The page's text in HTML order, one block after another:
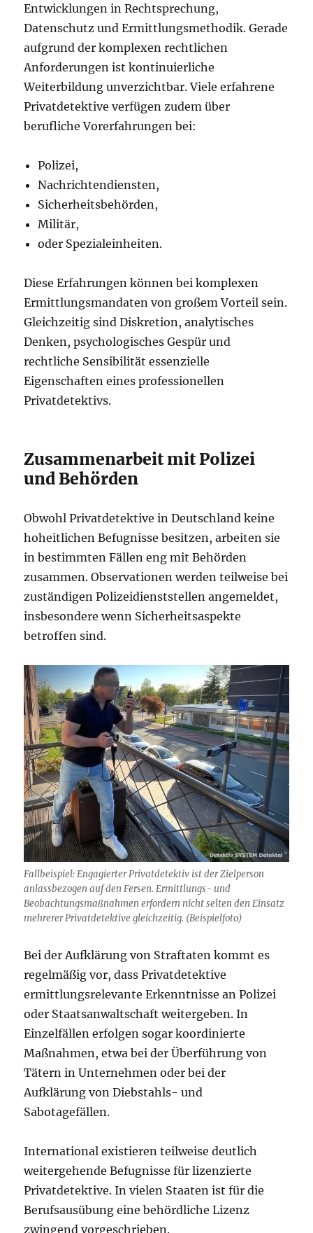
Entwicklungen in Rechtsprechung,
Datenschutz und Ermittlungsmethodik. Gerade
aufgrund der komplexen rechtlichen
Anforderungen ist kontinuierliche
Weiterbildung unverzichtbar. Viele erfahrene
Privatdetektive verfügen zudem über
berufliche Vorerfahrungen bei:
Polizei,
Nachrichtendiensten,
Sicherheitsbehörden,
Militär,
oder Spezialeinheiten.
Diese Erfahrungen können bei komplexen
Ermittlungsmandaten von großem Vorteil sein.
Gleichzeitig sind Diskretion, analytisches
Denken, psychologisches Gespür und
rechtliche Sensibilität essenzielle
Eigenschaften eines professionellen
Privatdetektivs.
Zusammenarbeit mit Polizei
und Behörden
Obwohl Privatdetektive in Deutschland keine
hoheitlichen Befugnisse besitzen, arbeiten sie
in bestimmten Fällen eng mit Behörden
zusammen. Observationen werden teilweise bei
zuständigen Polizeidienststellen angemeldet,
insbesondere wenn Sicherheitsaspekte
betroffen sind.
Fallbeispiel: Engagierter Privatdetektiv ist der Zielperson
anlassbezogen auf den Fersen. Ermittlungs- und
Beobachtungsmaßnahmen erfordern nicht selten den Einsatz
mehrerer Privatdetektive gleichzeitig. (Beispielfoto)
Bei der Aufklärung von Straftaten kommt es
regelmäßig vor, dass Privatdetektive
ermittlungsrelevante Erkenntnisse an Polizei
oder Staatsanwaltschaft weitergeben. In
Einzelfällen erfolgen sogar koordinierte
Maßnahmen, etwa bei der Überführung von
Tätern in Unternehmen oder bei der
Aufklärung von Diebstahls- und
Sabotagefällen.
International existieren teilweise deutlich
weitergehende Befugnisse für lizenzierte
Privatdetektive. In vielen Staaten ist für die
Berufsausübung eine behördliche Lizenz
zwingend vorgeschrieben.